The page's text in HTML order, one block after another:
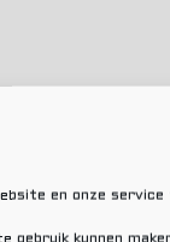
en onze